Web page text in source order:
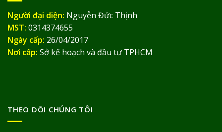
Người đại diện: Nguyễn Đức Thịnh
MST: 0314374655
Ngày cấp: 26/04/2017
Nơi cấp: Sở kế hoạch và đầu tư TPHCM
THEO DÕI CHÚNG TÔI